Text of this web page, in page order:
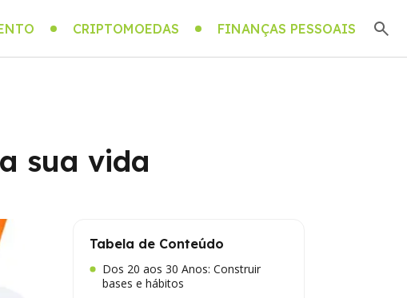
CRIPTOMOEDAS FINANÇAS PESSOAIS
sua vida
Tabela de Conteúdo
Dos 20 aos 30 Anos: Construir
bases e hábitos